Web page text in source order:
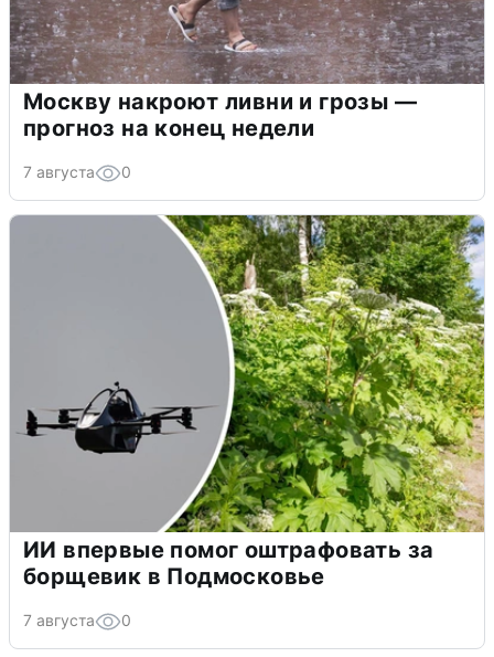
Москву накроют ливни и грозы —
прогноз на конец недели
7 августа 0
ИИ впервые помог оштрафовать за
борщевик в Подмосковье
7 августа 0